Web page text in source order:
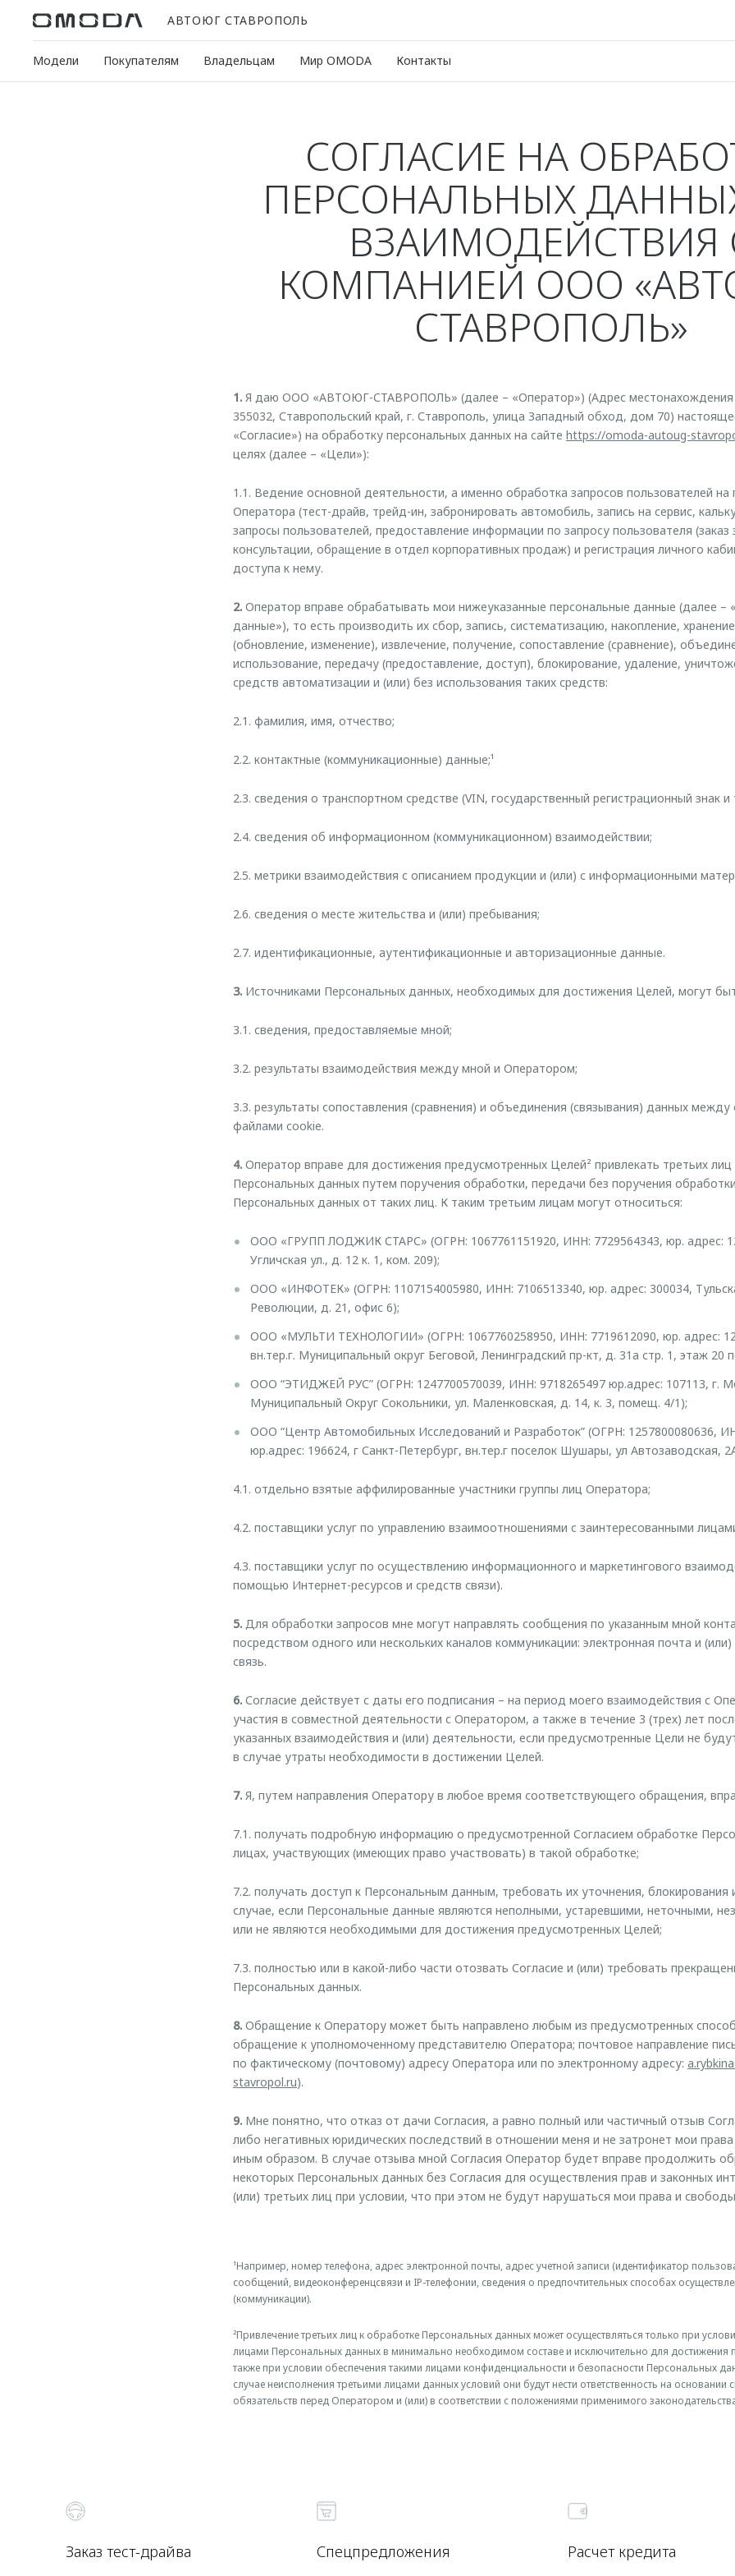
АВТОЮГ СТАВРОПОЛЬ
Модели Покупателям Владельцам Мир OMODA Контакты
СОГЛАСИЕ НА
ПЕРСОНАЛЬНЫХ
ВЗАИМОДЕЙСТВИЯ
КОМПАНИЕЙ ООО
СТАВРОПОЛЬ»
1. Я даю ООО «АВТОЮГ-СТАВРОПОЛЬ» (далее – «Оператор») (Адрес местонахождения
355032, Ставропольский край, г. Ставрополь, улица Западный обход, дом 70)
«Согласие») на обработку персональных данных на сайте https://omoda-autoug-
целях (далее – «Цели»):
1.1. Ведение основной деятельности, а именно обработка запросов пользователей на
Оператора (тест-драйв, трейд-ин, забронировать автомобиль, запись на сервис,
запросы пользователей, предоставление информации по запросу пользователя (заказ
консультации, обращение в отдел корпоративных продаж) и регистрация личного
доступа к нему.
2. Оператор вправе обрабатывать мои нижеуказанные персональные данные (далее –
данные»), то есть производить их сбор, запись, систематизацию, накопление,
(обновление, изменение), извлечение, получение, сопоставление (сравнение),
использование, передачу (предоставление, доступ), блокирование, удаление,
средств автоматизации и (или) без использования таких средств:
2.1. фамилия, имя, отчество;
2.2. контактные (коммуникационные) данные;¹
2.3. сведения о транспортном средстве (VIN, государственный регистрационный знак и
2.4. сведения об информационном (коммуникационном) взаимодействии;
2.5. метрики взаимодействия с описанием продукции и (или) с информационными
2.6. сведения о месте жительства и (или) пребывания;
2.7. идентификационные, аутентификационные и авторизационные данные.
3. Источниками Персональных данных, необходимых для достижения Целей, могут
3.1. сведения, предоставляемые мной;
3.2. результаты взаимодействия между мной и Оператором;
3.3. результаты сопоставления (сравнения) и объединения (связывания) данных
файлами cookie.
4. Оператор вправе для достижения предусмотренных Целей² привлекать третьих лиц
Персональных данных путем поручения обработки, передачи без поручения
Персональных данных от таких лиц. К таким третьим лицам могут относиться:
ООО «ГРУПП ЛОДЖИК СТАРС» (ОГРН: 1067761151920, ИНН: 7729564343, юр. адрес:
Угличская ул., д. 12 к. 1, ком. 209);
ООО «ИНФОТЕК» (ОГРН: 1107154005980, ИНН: 7106513340, юр. адрес: 300034,
Революции, д. 21, офис 6);
ООО «МУЛЬТИ ТЕХНОЛОГИИ» (ОГРН: 1067760258950, ИНН: 7719612090, юр. адрес:
вн.тер.г. Муниципальный округ Беговой, Ленинградский пр-кт, д. 31а стр. 1, этаж 20
ООО “ЭТИДЖЕЙ РУС” (ОГРН: 1247700570039, ИНН: 9718265497 юр.адрес: 107113, г.
Муниципальный Округ Сокольники, ул. Маленковская, д. 14, к. 3, помещ. 4/1);
ООО “Центр Автомобильных Исследований и Разработок” (ОГРН: 1257800080636,
юр.адрес: 196624, г Санкт-Петербург, вн.тер.г поселок Шушары, ул Автозаводская,
4.1. отдельно взятые аффилированные участники группы лиц Оператора;
4.2. поставщики услуг по управлению взаимоотношениями с заинтересованными
4.3. поставщики услуг по осуществлению информационного и маркетингового
помощью Интернет-ресурсов и средств связи).
5. Для обработки запросов мне могут направлять сообщения по указанным мной
посредством одного или нескольких каналов коммуникации: электронная почта и
связь.
6. Согласие действует с даты его подписания – на период моего взаимодействия с
участия в совместной деятельности с Оператором, а также в течение 3 (трех) лет
указанных взаимодействия и (или) деятельности, если предусмотренные Цели не
в случае утраты необходимости в достижении Целей.
7. Я, путем направления Оператору в любое время соответствующего обращения,
7.1. получать подробную информацию о предусмотренной Согласием обработке
лицах, участвующих (имеющих право участвовать) в такой обработке;
7.2. получать доступ к Персональным данным, требовать их уточнения, блокирования
случае, если Персональные данные являются неполными, устаревшими, неточными,
или не являются необходимыми для достижения предусмотренных Целей;
7.3. полностью или в какой-либо части отозвать Согласие и (или) требовать
Персональных данных.
8. Обращение к Оператору может быть направлено любым из предусмотренных
обращение к уполномоченному представителю Оператора; почтовое направление
по фактическому (почтовому) адресу Оператора или по электронному адресу:
stavropol.ru).
9. Мне понятно, что отказ от дачи Согласия, а равно полный или частичный отзыв
либо негативных юридических последствий в отношении меня и не затронет мои
иным образом. В случае отзыва мной Согласия Оператор будет вправе продолжить
некоторых Персональных данных без Согласия для осуществления прав и законных
(или) третьих лиц при условии, что при этом не будут нарушаться мои права и
¹Например, номер телефона, адрес электронной почты, адрес учетной записи (идентификатор
сообщений, видеоконференцсвязи и IP-телефонии, сведения о предпочтительных способах
(коммуникации).
²Привлечение третьих лиц к обработке Персональных данных может осуществляться только при
лицами Персональных данных в минимально необходимом составе и исключительно для достижения
также при условии обеспечения такими лицами конфиденциальности и безопасности Персональных
случае неисполнения третьими лицами данных условий они будут нести ответственность на
обязательств перед Оператором и (или) в соответствии с положениями применимого
Заказ тест-драйва Спецпредложения Расчет кредита